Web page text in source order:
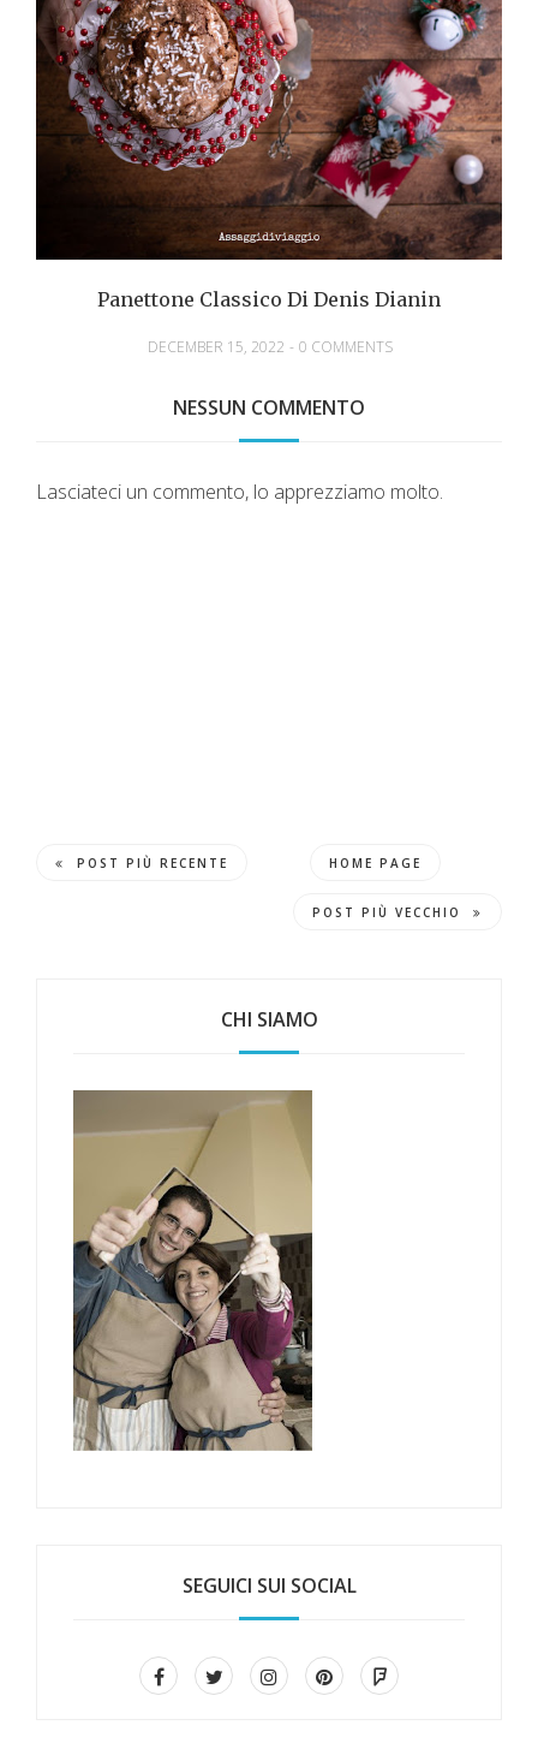
Panettone Classico Di Denis Dianin
DECEMBER 15, 2022 - 0 COMMENTS
NESSUN COMMENTO
Lasciateci un commento, lo apprezziamo molto.
POST PIÙ RECENTE HOME PAGE
POST PIÙ VECCHIO
CHI SIAMO
SEGUICI SUI SOCIAL